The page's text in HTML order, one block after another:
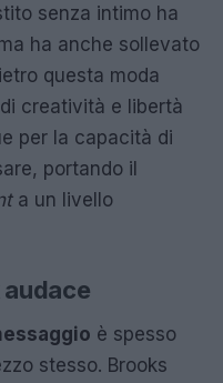
senza intimo ha
ha anche sollevato
questa moda
creatività e libertà
per la capacità di
portando il
a un livello
è spesso
stesso. Brooks